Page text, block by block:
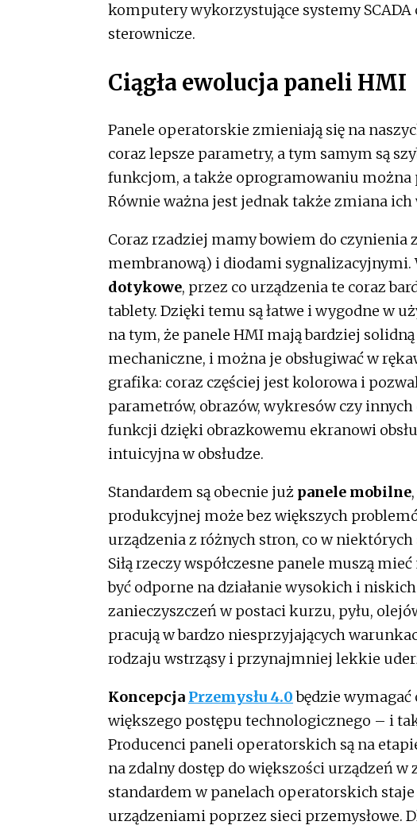
komputery wykorzystujące systemy
sterownicze.
Ciągła ewolucja paneli HMI
Panele operatorskie zmieniają się na
coraz lepsze parametry, a tym samym są
funkcjom, a także oprogramowaniu można
Równie ważna jest jednak także zmiana
Coraz rzadziej mamy bowiem do
membranową) i diodami sygnalizacyjnymi.
dotykowe, przez co urządzenia te coraz
tablety. Dzięki temu są łatwe i wygodne w
na tym, że panele HMI mają bardziej
mechaniczne, i można je obsługiwać w
grafika: coraz częściej jest kolorowa i
parametrów, obrazów, wykresów czy
funkcji dzięki obrazkowemu ekranowi
intuicyjna w obsłudze.
Standardem są obecnie już panele mobilne
produkcyjnej może bez większych
urządzenia z różnych stron, co w
Siłą rzeczy współczesne panele muszą
być odporne na działanie wysokich i
zanieczyszczeń w postaci kurzu, pyłu,
pracują w bardzo niesprzyjających
rodzaju wstrząsy i przynajmniej lekkie
Koncepcja Przemysłu 4.0 będzie
większego postępu technologicznego – i
Producenci paneli operatorskich są na
na zdalny dostęp do większości urządzeń w
standardem w panelach operatorskich
urządzeniami poprzez sieci przemysłowe.